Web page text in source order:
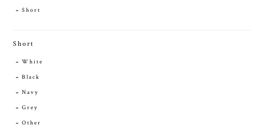
Short
Short
White
Black
Navy
Grey
Other